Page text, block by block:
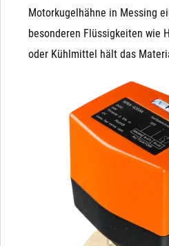
Motorkugelhähne in Messing
besonderen Flüssigkeiten wie
oder Kühlmittel hält das